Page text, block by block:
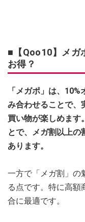
■【Qoo10】メガ
お得？
「メガポ」は、
み合わせることで、
買い物が楽しめます
とで、メガ割以上の
あります。
一方で「メガ割」の
る点です。特に高額
合に最適です。